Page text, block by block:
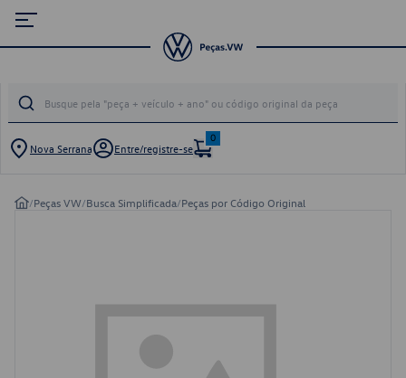
Nova Serrana Entre/registre-se
0
/Peças VW/Busca Simplificada/Peças por Código Original